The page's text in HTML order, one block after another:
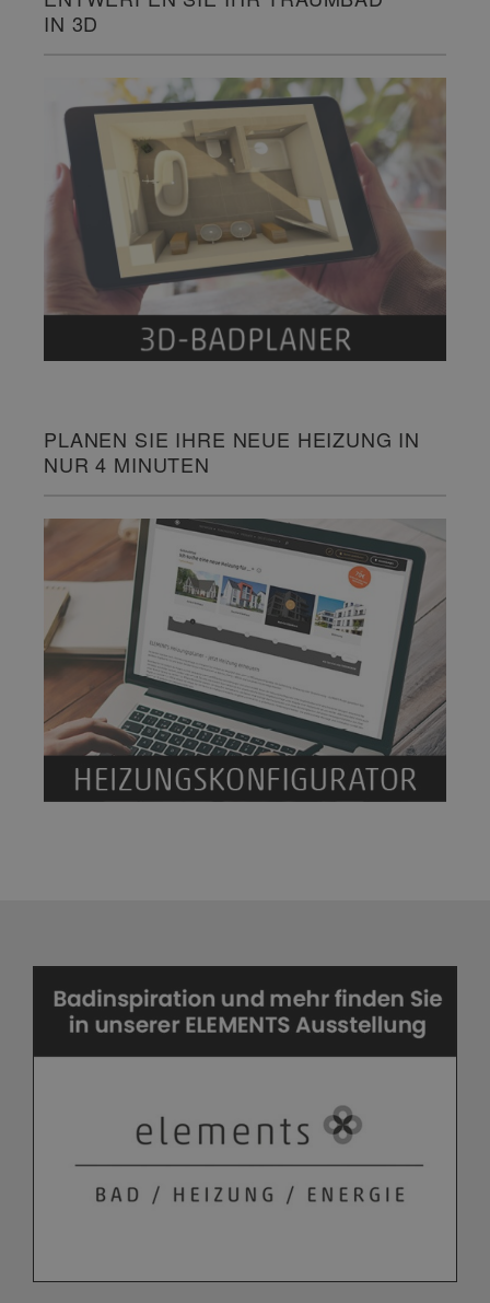
IN 3D
PLANEN SIE IHRE NEUE HEIZUNG IN
NUR 4 MINUTEN